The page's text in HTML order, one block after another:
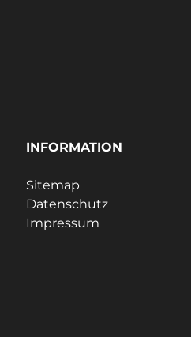
INFORMATION
Sitemap
Datenschutz
Impressum